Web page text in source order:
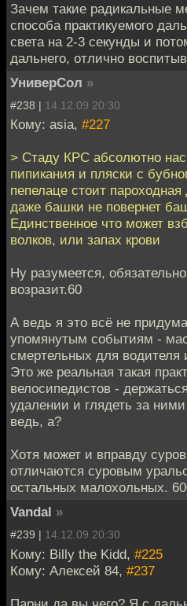
Зачем такие радикальные
способа практикуемого
света на 2-3 секунды и
дальнего, отлично
УниверСол »
#238 | 14.12.09 20:30
Кому: asia, #227
> Стаду КРС абсолютно
пипикания и пляски с
пепелаце стоит
даже башки не повернет
Единственное что может
волков, или запах крови
Ну разумеется,
возразит.60
А ведь я это всё не
упомянутым событиям -
смертельных для водителя
Это же реальная такая
велосипедистов -
удалении и глядеть за
ведь, а?
Хотя может и вправду
отличаются суровым
остальных малохольных.
Vandal »
#239 | 14.12.09 20:30
Кому: Billy the Kidd, #225
Кому: Алексей 84, #237